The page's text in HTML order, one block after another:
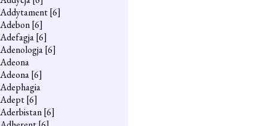
Addytament[6]
Adebon[6]
Adefagja[6]
Adenologja[6]
Adeona
Adeona[6]
Adephagia
Adept[6]
Aderbistan[6]